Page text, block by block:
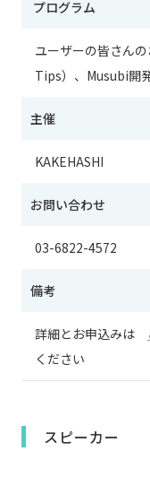
プログラム
ユーザーの皆さんの
Tips）、Musubi開
主催
KAKEHASHI
お問い合わせ
03-6822-4572
備考
詳細とお申込みは
ください
スピーカー